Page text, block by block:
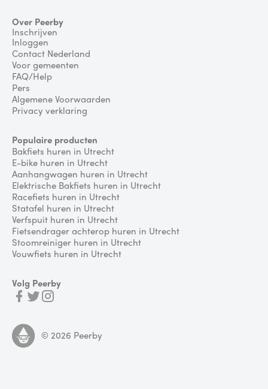
Over Peerby
Inschrijven
Inloggen
Contact Nederland
Voor gemeenten
FAQ/Help
Pers
Algemene Voorwaarden
Privacy verklaring
Populaire producten
Bakfiets huren in Utrecht
E-bike huren in Utrecht
Aanhangwagen huren in Utrecht
Elektrische Bakfiets huren in Utrecht
Racefiets huren in Utrecht
Statafel huren in Utrecht
Verfspuit huren in Utrecht
Fietsendrager achterop huren in Utrecht
Stoomreiniger huren in Utrecht
Vouwfiets huren in Utrecht
Volg Peerby
© 2026 Peerby